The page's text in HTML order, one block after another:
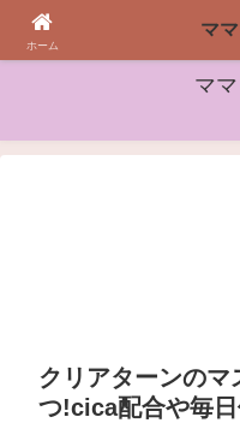
女性や子ども
マ
クリアターンの
つ!cica配合や毎
ホーム
マ